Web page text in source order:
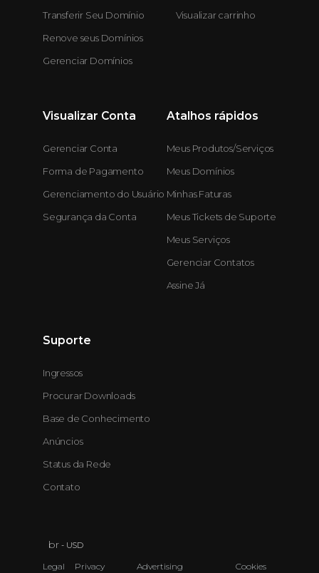
Transferir Seu Domínio
Renove seus Domínios
Gerenciar Domínios
Visualizar carrinho
Visualizar Conta
Gerenciar Conta
Forma de Pagamento
Gerenciamento do Usuário
Segurança da Conta
Atalhos rápidos
Meus Produtos/Serviços
Meus Domínios
Minhas Faturas
Meus Tickets de Suporte
Meus Serviços
Gerenciar Contatos
Assine Já
Suporte
Ingressos
Procurar Downloads
Base de Conhecimento
Anúncios
Status da Rede
Contato
br- USD
Legal
Privacy
Advertising
Cookies